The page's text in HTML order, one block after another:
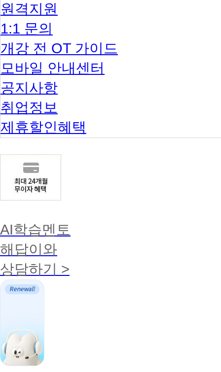
원격지원
1:1 문의
개강 전 OT 가이드
모바일 안내센터
공지사항
취업정보
제휴할인혜택
AI학습멘토
해답이와
상담하기 >